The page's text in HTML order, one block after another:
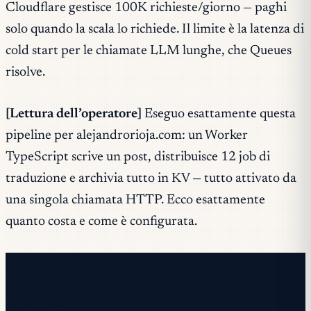
Cloudflare gestisce 100K richieste/giorno — paghi
solo quando la scala lo richiede. Il limite è la latenza di
cold start per le chiamate LLM lunghe, che Queues
risolve.
[Lettura dell’operatore] Eseguo esattamente questa
pipeline per alejandrorioja.com: un Worker
TypeScript scrive un post, distribuisce 12 job di
traduzione e archivia tutto in KV — tutto attivato da
una singola chiamata HTTP. Ecco esattamente
quanto costa e come è configurata.